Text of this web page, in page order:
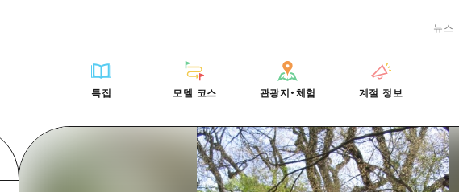
뉴스
특집
배움과 체험
모델 코스
히로시마시 주변 빠른 여행
관광지・체험
목록
계절 정보
HIROSHIMA FREE Wi-Fi
기준
역사/문화
Travel
아키(安芸)
빈고(備後)
게이호쿠(芸北)
미야지마(宮島) 주변
반나절
2박 3일
히로시마시 주변
아키(安芸)
비북(備北)
게이호쿠(芸北)
외국인 여행자용 거리 관광안내소
자원봉사 가이드
재해가 발생했을 때의 교통 정보
관광 안내 책자